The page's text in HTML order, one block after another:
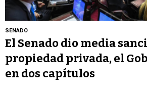
SENADO
El Senado dio media
propiedad privada, el
en dos capítulos